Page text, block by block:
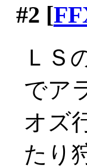
#2 [
ＬＳ
でア
オズ
たり